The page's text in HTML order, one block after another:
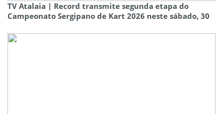
TV Atalaia | Record transmite segunda etapa do
Campeonato Sergipano de Kart 2026 neste sábado, 30